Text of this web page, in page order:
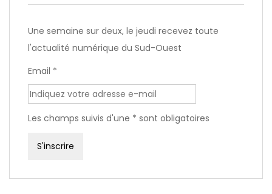
Une semaine sur deux, le jeudi recevez toute
l'actualité numérique du Sud-Ouest
Email *
Les champs suivis d'une * sont obligatoires